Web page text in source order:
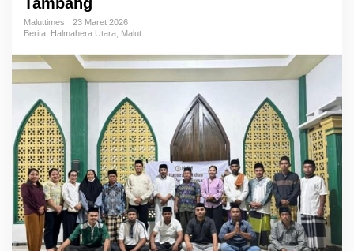
Maluttimes
23 Maret 2026
Berita Halmahera Utara Malut